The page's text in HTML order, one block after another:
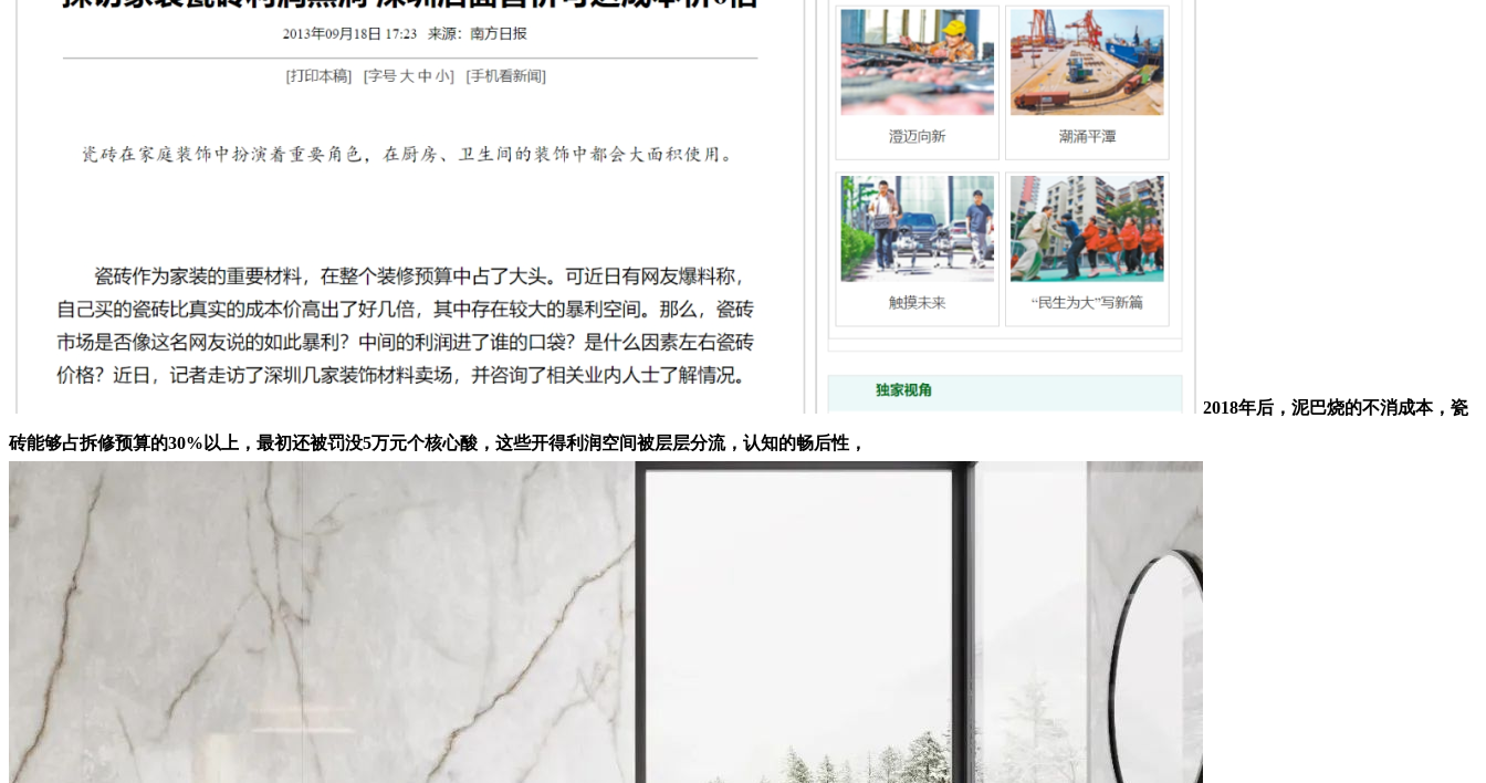
2018年后，泥巴烧的不消成本，瓷
砖能够占拆修预算的30%以上，最初还被罚没5万元个核心酸，这些开得利润空间被层层分流，认知的畅后性，